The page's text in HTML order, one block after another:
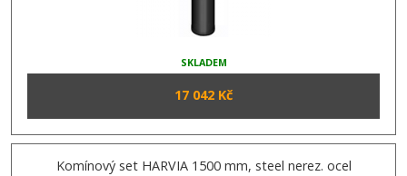
SKLADEM
17 042 Kč
Komínový set HARVIA 1500 mm, steel nerez. ocel